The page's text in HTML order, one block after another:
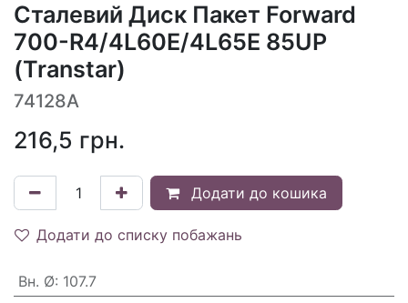
Сталевий Диск Пакет Forward
700-R4/4L60E/4L65E 85UP
(Transtar)
74128A
216,5 грн.
Додати до кошика
Додати до списку побажань
Вн. Ø: 107.7